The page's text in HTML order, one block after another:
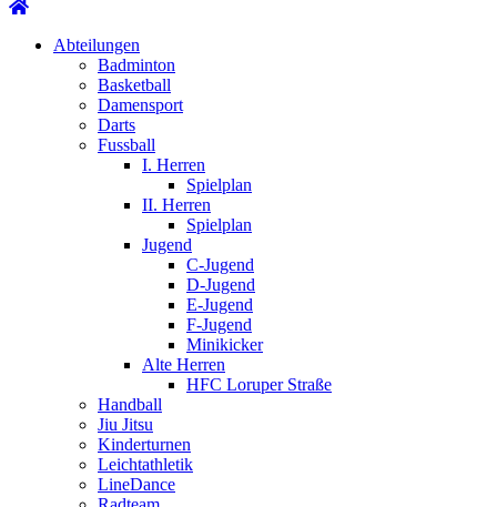
Abteilungen
Badminton
Basketball
Damensport
Darts
Fussball
I. Herren
Spielplan
II. Herren
Spielplan
Jugend
C-Jugend
D-Jugend
E-Jugend
F-Jugend
Minikicker
Alte Herren
HFC Loruper Straße
Handball
Jiu Jitsu
Kinderturnen
Leichtathletik
LineDance